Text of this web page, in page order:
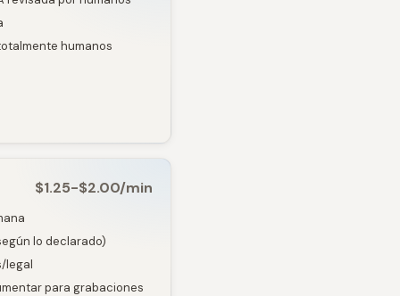
humanos
$1.25-$2.00/min
lo declarado)
legal
para grabaciones